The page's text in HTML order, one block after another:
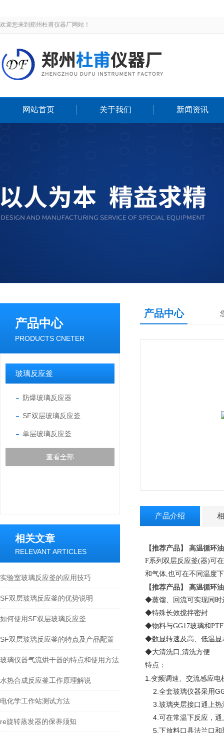
欢迎您来到郑州杜甫仪器厂网站！
网站首页 关于我们 新闻资讯
产品中心
PRODUCTS CNETER
玻璃反应釜
防爆玻璃反应器
SF双层玻璃反应釜
单层玻璃反应釜
查看全部
相关文章
RELEVANT ARTICLES
实验室玻璃反应釜的应用技巧
SF双层玻璃反应釜的优势说明
如何使用SF双层玻璃反应釜
SF双层玻璃反应釜的特点及产品配置
玻璃仪器气流烘干器的特点和使用方法
水热合成反应釜工作原理解说
电化学工作站测试方法
re旋转蒸发器的保养须知
产品中心
产品介绍
【推荐产品】 高温循环
F系列双层反应釜(器)可
和气体,也可在不同温度
【推荐产品】 高温循环
◆蒸馏、回流可实现同时
◆特殊长效搅拌密封
◆物料与GG17玻璃和
◆数显转速及高、低温显
◆大清洗口,清洗方便
特点：
1.变频调速、交流感应
2.全套玻璃仪器采用
3.玻璃夹层接口通上热
4.可在常温下反应，通
5.下放料口具法兰口和